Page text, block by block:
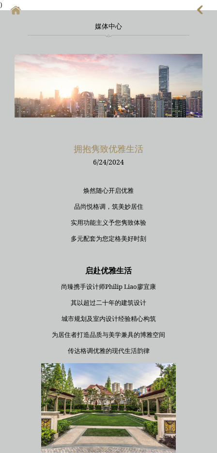
)
首頁
上海酒店式公寓
上海service apartment
上海短租
媒体中心
拥抱隽致优雅生活
6/24/2024
焕然随心开启优雅
品尚悦格调，筑美妙居住
实用功能主义予您隽致体验
多元配套为您定格美好时刻
启赴优雅生活
尚臻携手设计师Philip Liao廖宜康
其以超过二十年的建筑设计
城市规划及室内设计经验精心构筑
为居住者打造品质与美学兼具的博雅空间
传达格调优雅的现代生活韵律